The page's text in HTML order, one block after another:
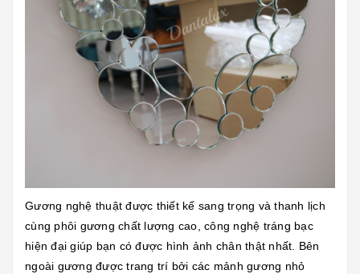
Gương nghệ thuật được thiết kế sang trọng và thanh lịch
cùng phôi gương chất lượng cao, công nghệ tráng bạc
hiện đại giúp bạn có được hình ảnh chân thật nhất. Bên
ngoài gương được trang trí bởi các mảnh gương nhỏ